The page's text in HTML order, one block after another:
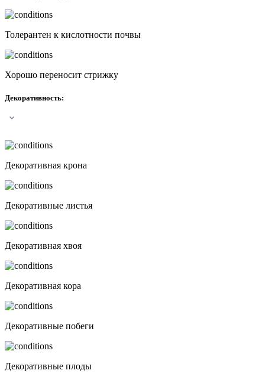
Толерантен к кислотности почвы
Хорошо переносит стрижку
Декоративность:
Декоративная крона
Декоративные листья
Декоративная хвоя
Декоративная кора
Декоративные побеги
Декоративные плоды